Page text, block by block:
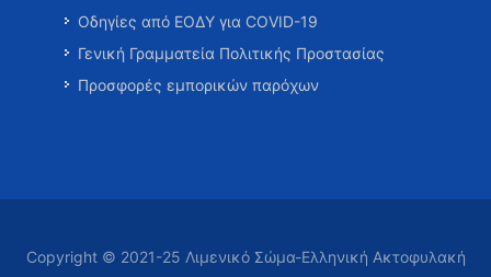
Οδηγίες από ΕΟΔΥ για COVID-19
Γενική Γραμματεία Πολιτικής Προστασίας
Προσφορές εμπορικών παρόχων
Copyright © 2021-25 Λιμενικό Σώμα-Ελληνική Ακτοφυλακή